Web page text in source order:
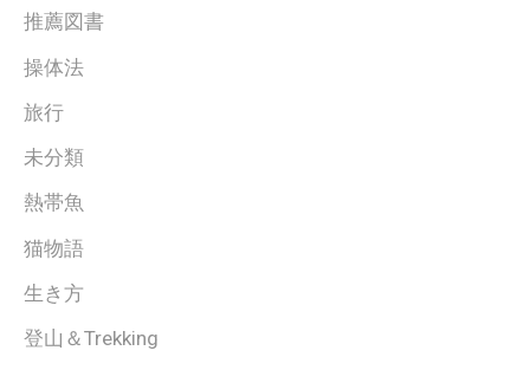
推薦図書
操体法
旅行
未分類
熱帯魚
猫物語
生き方
登山＆Trekking